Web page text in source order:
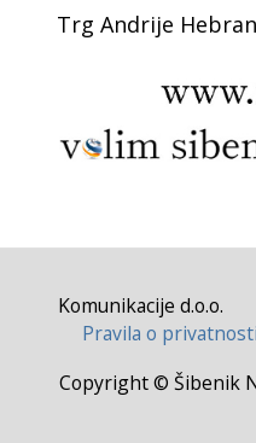
Trg Andrije
Komunikacije d.o.o.
Pravila o privatnosti
Copyright © Šibenik